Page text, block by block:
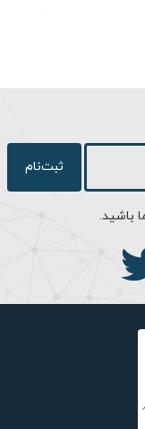
می باشد. از مزایای
ورودی همزمان می
درب تصویر برداری
رنگ بدنه که سفید و
اصلی درب باز کن
نمایش و همچنین
ثبت‌نام
باشید.